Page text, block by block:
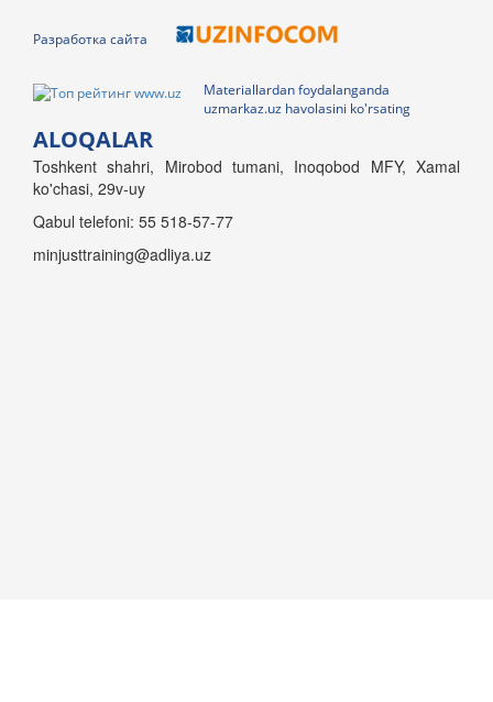
Разработка сайта
Materiallardan foydalanganda
uzmarkaz.uz havolasini ko'rsating
ALOQALAR
Toshkent shahri, Mirobod tumani, Inoqobod MFY, Xamal
ko'chasi, 29v-uy
Qabul telefoni: 55 518-57-77
minjusttraining@adliya.uz